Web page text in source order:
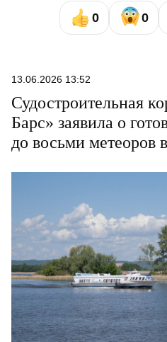
0 0
13.06.2026 13:52
Судостроительная
Барс» заявила о
до восьми метеоров